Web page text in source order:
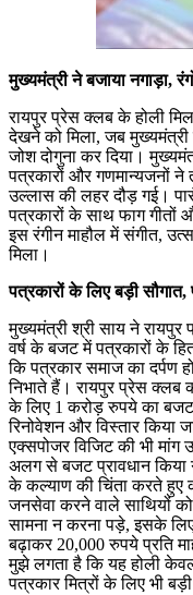
मुख्यमंत्री ने बजाया नगाड़ा,
रायपुर प्रेस क्लब के होली
देखने को मिला, जब
जोश दोगुना कर दिया।
पत्रकारों और गणमान्यजनों ने
उल्लास की लहर दौड़ गई।
पत्रकारों के साथ फाग गीतों
इस रंगीन माहौल में संगीत,
मिला।
पत्रकारों के लिए बड़ी
मुख्यमंत्री श्री साय ने
वर्ष के बजट में पत्रकारों के
कि पत्रकार समाज का दर्पण
निभाते हैं। रायपुर प्रेस क्लब
के लिए 1 करोड़ रुपये का
रिनोवेशन और विस्तार किया
एक्सपोजर विजिट की भी
अलग से बजट प्रावधान किया
के कल्याण की चिंता करते हुए
जनसेवा करने वाले साथियों को
सामना न करना पड़े, इसके
बढ़ाकर 20,000 रुपये प्रति
मुझे लगता है कि यह होली
पत्रकार मित्रों के लिए भी